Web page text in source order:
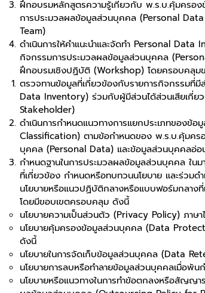
ฝึกอบรมหลักสูตรความรู้เกี่ยวกับ พ.ร.บ.คุ้มครอ
การประมวลผลข้อมูลส่วนบุคคล (Personal
Team)
ดำเนินการให้คำแนะนำและจัดทำ Personal
กิจกรรมการประมวลผลข้อมูลส่วนบุคคล
ฝึกอบรมเชิงปฏิบัติ (Workshop) โดยครอบคลุม
ตรวจทานข้อมูลที่เกี่ยวข้องกับรายการกิจกรรม
Data Inventory) ร่วมกับผู้มีส่วนได้ส่วนเสียเกี่
Stakeholder)
ดำเนินการกำหนดแนวทางการแยกประเภทของข้
Classification) ตามข้อกำหนดของ พ.ร.บ.คุ้มค
บุคคล (Personal Data) และข้อมูลส่วนบุคคลอ่
กำหนดฐานในการประมวลผลข้อมูลส่วนบุคคล ใน
ที่เกี่ยวข้อง กำหนดหรือทบทวนนโยบาย และร่วม
นโยบายหรือแนวปฏิบัติกลางหรือแบบฟอร์มกลา
โดยมีขอบเขตครอบคลุม ดังนี้
นโยบายความเป็นส่วนตัว (Privacy Policy) ภาษา
นโยบายคุ้มครองข้อมูลส่วนบุคคล (Data
ดังนี้
นโยบายในการจัดเก็บข้อมูลส่วนบุคคล (Data
นโยบายการลบหรือทำลายข้อมูลส่วนบุคคลเมื่อพ้
นโยบายหรือแนวทางในการทำข้อตกลงหรือสัญญ